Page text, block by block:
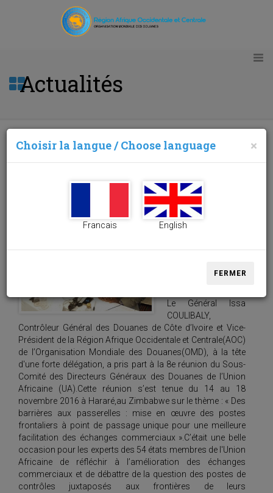
Actualités
« Les
Administrations
Juxtaposés »
Le Général Issa
COULIBALY,
Contrôleur Général des Douanes de Côte d’Ivoire et Vice-
Président de la Région Afrique Occidentale et Centrale(AOC)
de l’Organisation Mondiale des Douanes(OMD), à la tête
d'une forte délégation, a pris part à la 8e réunion du Sous-
Comité des Directeurs Généraux des Douanes de l’Union
Africaine (UA).Cette réunion s’est tenue du 14 au 18
novembre 2016 à Hararé,au Zimbabwe sur le thème : « Des
barrières aux passerelles : mise en œuvre des postes
frontaliers à point de passage unique pour une meilleure
facilitation des échanges commerciaux ».C’était une belle
occasion pour les experts des 54 états membres de l'Union
Africaine de réfléchir à l’amélioration des échanges
commerciaux et de débattre de la question des postes de
contrôles juxtaposés aux frontières de leurs
Choisir la langue / Choose language ×
Francais English
FERMER